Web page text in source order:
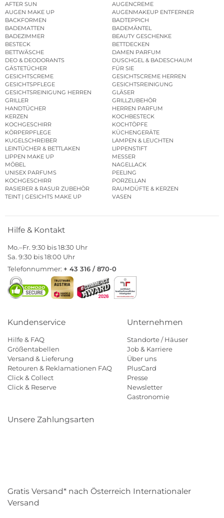
AFTER SUN
AUGENCREME
AUGEN MAKE UP
AUGENMAKEUP ENTFERNER
BACKFORMEN
BADTEPPICH
BADEMATTEN
BADEMÄNTEL
BADEZIMMER
BEAUTY GESCHENKE
BESTECK
BETTDECKEN
BETTWÄSCHE
DAMEN PARFUM
DEO & DEODORANTS
DUSCHGEL & BADESCHAUM
GÄSTETÜCHER
FÜR SIE
GESICHTSCREME
GESICHTSCREME HERREN
GESICHTSPFLEGE
GESICHTSREINIGUNG
GESICHTSREINIGUNG HERREN
GLÄSER
GRILLER
GRILLZUBEHÖR
HANDTÜCHER
HERREN PARFUM
KERZEN
KOCHBESTECK
KOCHGESCHIRR
KOCHTÖPFE
KÖRPERPFLEGE
KÜCHENGERÄTE
KUGELSCHREIBER
LAMPEN & LEUCHTEN
LEINTÜCHER & BETTLAKEN
LIPPENSTIFT
LIPPEN MAKE UP
MESSER
MÖBEL
NAGELLACK
UNISEX PARFUMS
PEELING
KOCHGESCHIRR
PORZELLAN
RASIERER & RASUR ZUBEHÖR
RAUMDÜFTE & KERZEN
TEINT | GESICHTS MAKE UP
VASEN
Hilfe & Kontakt
Mo.–Fr. 9:30 bis 18:30 Uhr
Sa. 9:30 bis 18:00 Uhr
Telefonnummer: + 43 316 / 870-0
Kundenservice
Hilfe & FAQ
Größentabellen
Versand & Lieferung
Retouren & Reklamationen FAQ
Click & Collect
Click & Reserve
Unternehmen
Standorte / Häuser
Job & Karriere
Über uns
PlusCard
Presse
Newsletter
Gastronomie
Unsere Zahlungsarten
Gratis Versand* nach Österreich Internationaler
Versand